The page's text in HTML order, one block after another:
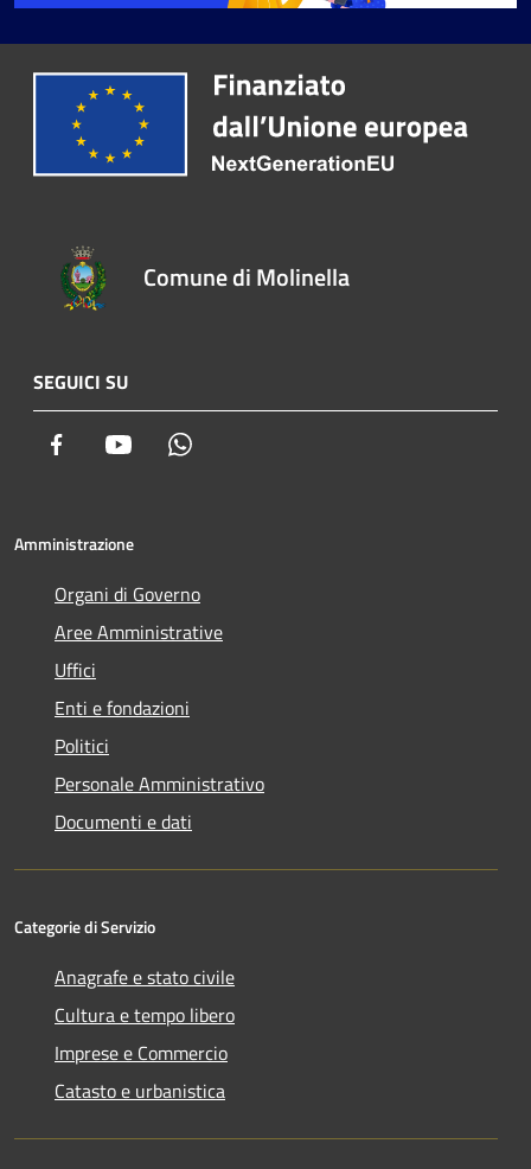
Comune di Molinella
SEGUICI SU
Facebook Youtube
Amministrazione
Organi di Governo
Aree Amministrative
Uffici
Enti e fondazioni
Politici
Personale Amministrativo
Documenti e dati
Categorie di Servizio
Anagrafe e stato civile
Cultura e tempo libero
Imprese e Commercio
Catasto e urbanistica